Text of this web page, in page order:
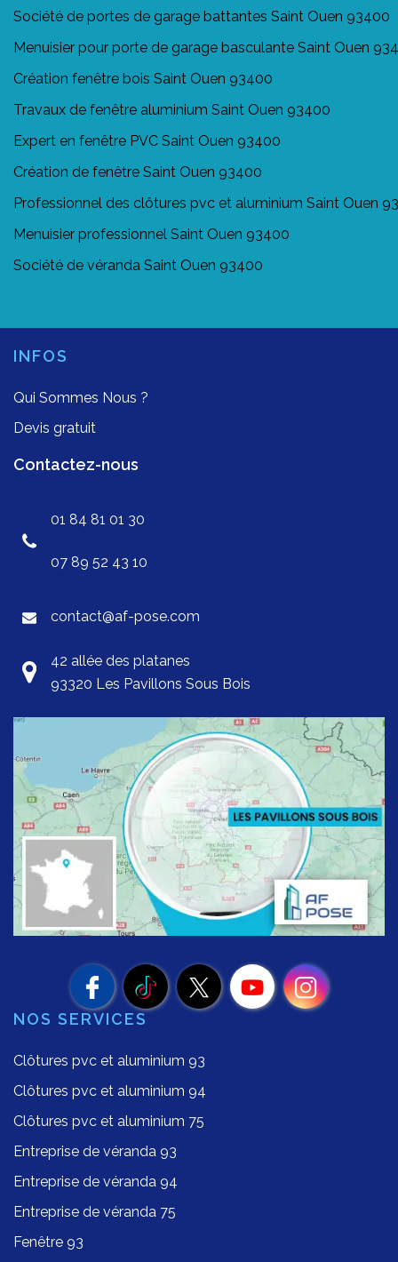
Société de portes de garage battantes Saint Ouen 93400
Menuisier pour porte de garage basculante Saint Ouen
Création fenêtre bois Saint Ouen 93400
Travaux de fenêtre aluminium Saint Ouen 93400
Expert en fenêtre PVC Saint Ouen 93400
Création de fenêtre Saint Ouen 93400
Professionnel des clôtures pvc et aluminium Saint Ouen
Menuisier professionnel Saint Ouen 93400
Société de véranda Saint Ouen 93400
INFOS
Qui Sommes Nous ?
Devis gratuit
Contactez-nous
01 84 81 01 30
07 89 52 43 10
contact@af-pose.com
42 allée des platanes
93320 Les Pavillons Sous Bois
NOS SERVICES
Clôtures pvc et aluminium 93
Clôtures pvc et aluminium 94
Clôtures pvc et aluminium 75
Entreprise de véranda 93
Entreprise de véranda 94
Entreprise de véranda 75
Fenêtre 93